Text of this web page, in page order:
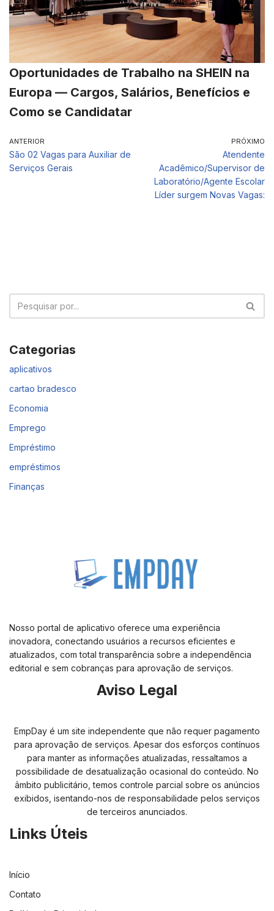
Oportunidades de Trabalho na SHEIN na
Europa — Cargos, Salários, Benefícios e
Como se Candidatar
ANTERIOR
São 02 Vagas para Auxiliar de
Serviços Gerais
PRÓXIMO
Atendente
Acadêmico/Supervisor de
Laboratório/Agente Escolar
Líder surgem Novas Vagas:
Categorias
aplicativos
cartao bradesco
Economia
Emprego
Empréstimo
empréstimos
Finanças
Nosso portal de aplicativo oferece uma experiência
inovadora, conectando usuários a recursos eficientes e
atualizados, com total transparência sobre a independência
editorial e sem cobranças para aprovação de serviços.
Aviso Legal
EmpDay é um site independente que não requer pagamento
para aprovação de serviços. Apesar dos esforços contínuos
para manter as informações atualizadas, ressaltamos a
possibilidade de desatualização ocasional do conteúdo. No
âmbito publicitário, temos controle parcial sobre os anúncios
exibidos, isentando-nos de responsabilidade pelos serviços
de terceiros anunciados.
Links Úteis
Início
Contato